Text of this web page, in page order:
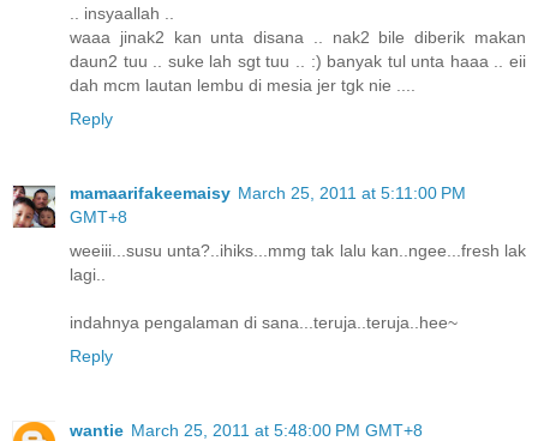
.. insyaallah ..
waaa jinak2 kan unta disana .. nak2 bile diberik makan
daun2 tuu .. suke lah sgt tuu .. :) banyak tul unta haaa .. eii
dah mcm lautan lembu di mesia jer tgk nie ....
Reply
mamaarifakeemaisy March 25, 2011 at 5:11:00 PM
GMT+8
weeiii...susu unta?..ihiks...mmg tak lalu kan..ngee...fresh lak
lagi..
indahnya pengalaman di sana...teruja..teruja..hee~
Reply
wantie March 25, 2011 at 5:48:00 PM GMT+8